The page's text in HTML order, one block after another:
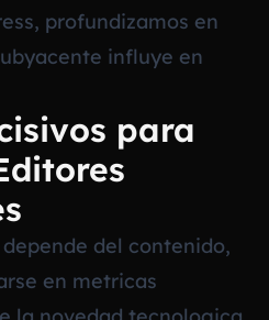
, profundizamos en
influye en
para
del contenido,
en metricas